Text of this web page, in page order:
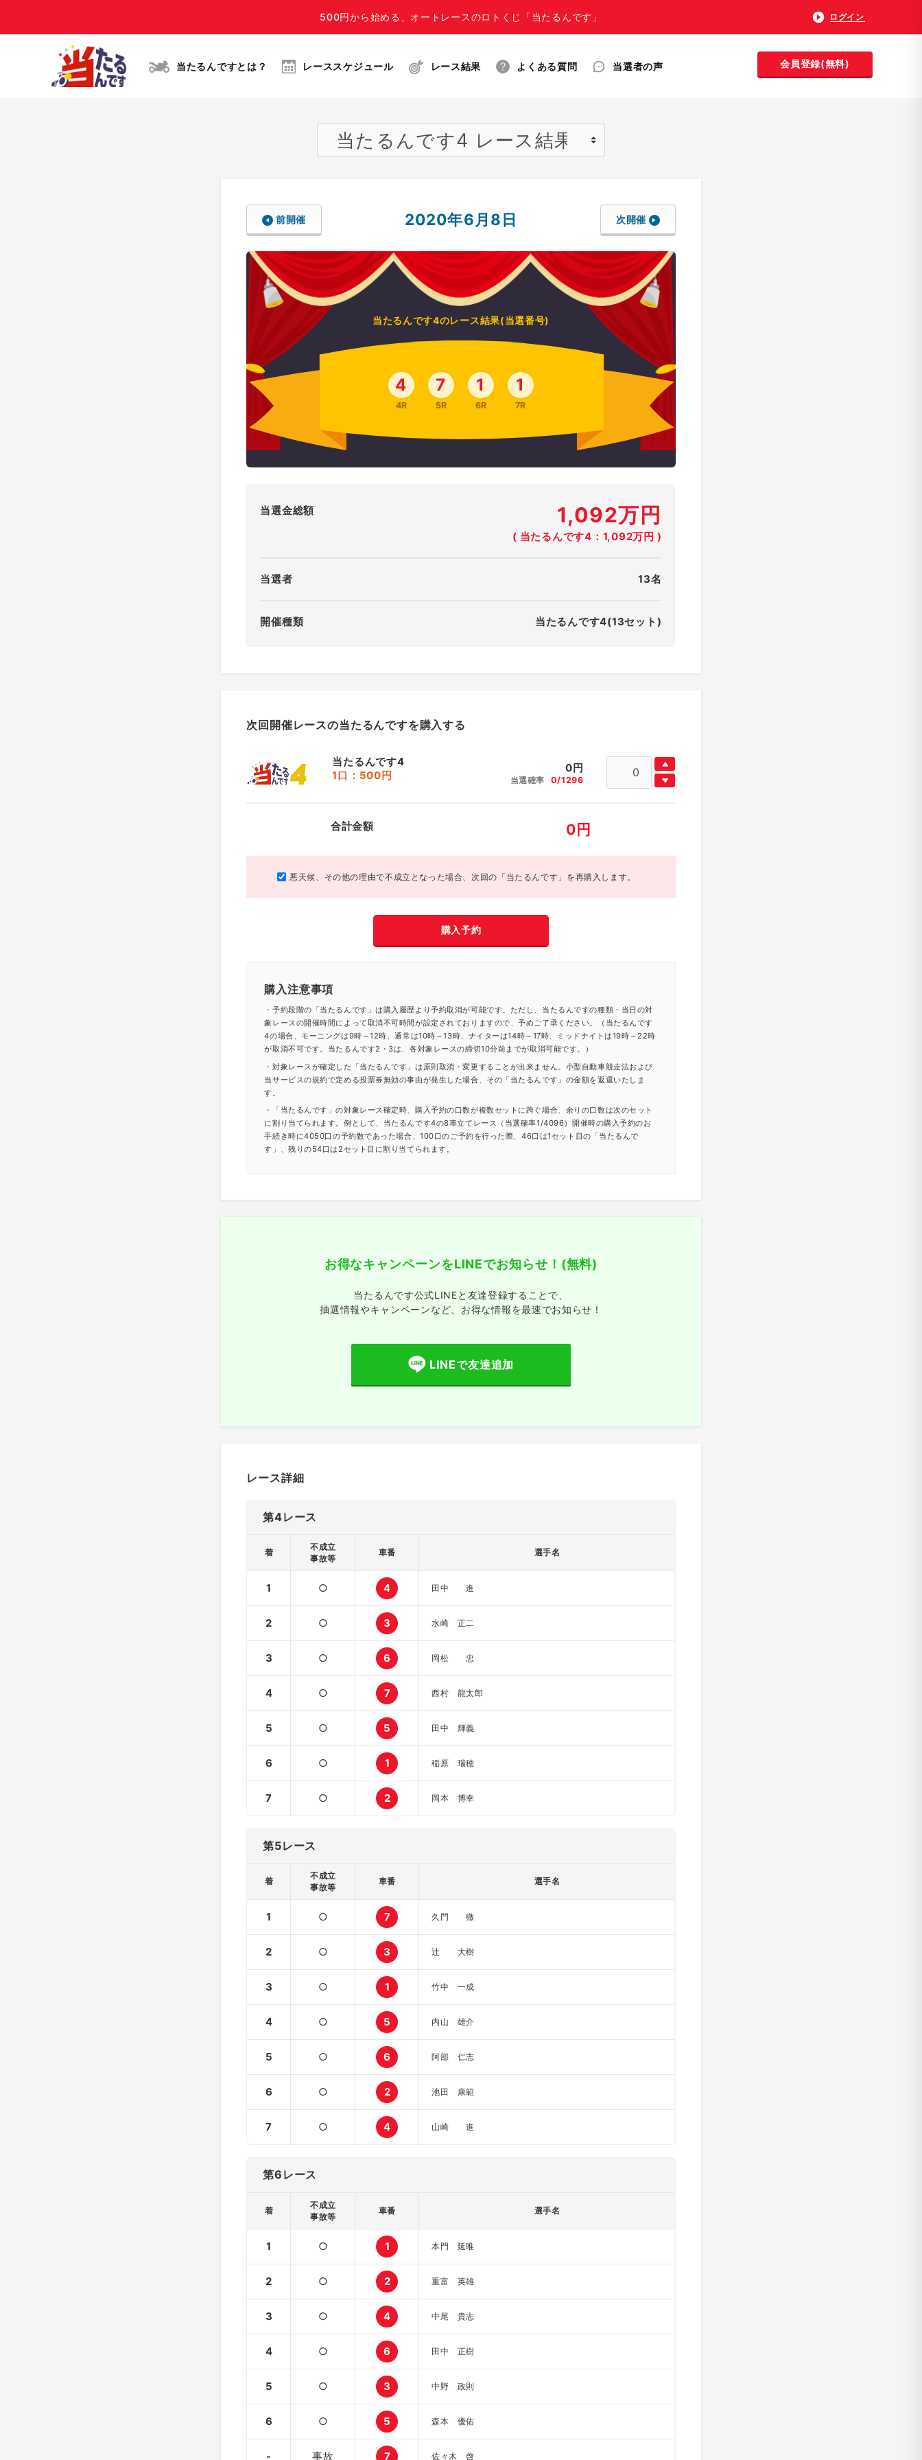
500円から始める、オートレースのロトくじ「当たるんです」 ログイン
当たるんですとは？ レーススケジュール レース結果 よくある質問 当選者の声 会員登録(無料)
前開催 2020年6月8日 次開催
当たるんです4のレース結果(当選番号)
4
4R
7
5R
1
6R
1
7R
当選金総額 1,092万円
( 当たるんです4：1,092万円 )
当選者 13名
開催種類 当たるんです4(13セット)
次回開催レースの当たるんですを購入する
当たるんです4
1口：500円
0円
当選確率 0/1296
合計金額 0 円
悪天候、その他の理由で不成立となった場合、次回の「当たるんです」を再購入します。
購入予約
購入注意事項
・予約段階の「当たるんです」は購入履歴より予約取消が可能です。ただし、当たるんですの種類・当日の対
象レースの開催時間によって取消不可時間が設定されておりますので、予めご了承ください。（当たるんです
4の場合、モーニングは9時～12時、通常は10時～13時、ナイターは14時～17時、ミッドナイトは19時～22時
が取消不可です。当たるんです2・3は、各対象レースの締切10分前までが取消可能です。）
・対象レースが確定した「当たるんです」は原則取消・変更することが出来ません。小型自動車競走法および
当サービスの規約で定める投票券無効の事由が発生した場合、その「当たるんです」の金額を返還いたしま
す。
・「当たるんです」の対象レース確定時、購入予約の口数が複数セットに跨ぐ場合、余りの口数は次のセット
に割り当てられます。例として、当たるんです4の8車立てレース（当選確率1/4096）開催時の購入予約のお
手続き時に4050口の予約数であった場合、100口のご予約を行った際、46口は1セット目の「当たるんで
す」、残りの54口は2セット目に割り当てられます。
お得なキャンペーンをLINEでお知らせ！ (無料)
当たるんです公式LINEと友達登録することで、
抽選情報やキャンペーンなど、 お得な情報を最速でお知らせ！
LINEで友達追加
レース詳細
第4レース
着
不成立
事故等
車番 選手名
1 ○ 4 田中 進
2 ○ 3 水崎 正二
3 ○ 6 岡松 忠
4 ○ 7 西村 龍太郎
5 ○ 5 田中 輝義
6 ○ 1 稲原 瑞穂
7 ○ 2 岡本 博幸
第5レース
着
不成立
事故等
車番 選手名
1 ○ 7 久門 徹
2 ○ 3 辻 大樹
3 ○ 1 竹中 一成
4 ○ 5 内山 雄介
5 ○ 6 阿部 仁志
6 ○ 2 池田 康範
7 ○ 4 山崎 進
第6レース
着
不成立
事故等
車番 選手名
1 ○ 1 本門 延唯
2 ○ 2 重富 英雄
3 ○ 4 中尾 貴志
4 ○ 6 田中 正樹
5 ○ 3 中野 政則
6 ○ 5 森本 優佑
- 事故 7 佐々木 啓